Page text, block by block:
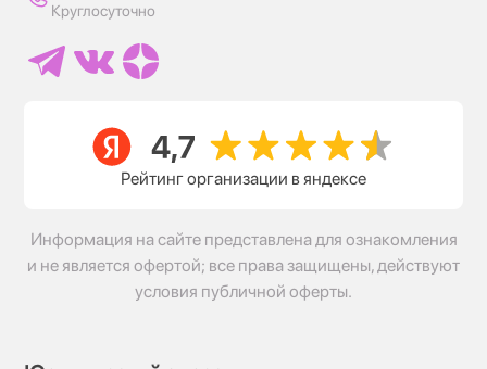
Круглосуточно
Рейтинг организации в яндексе
Информация на сайте представлена для ознакомления
и не является офертой; все права защищены, действуют
условия публичной оферты.